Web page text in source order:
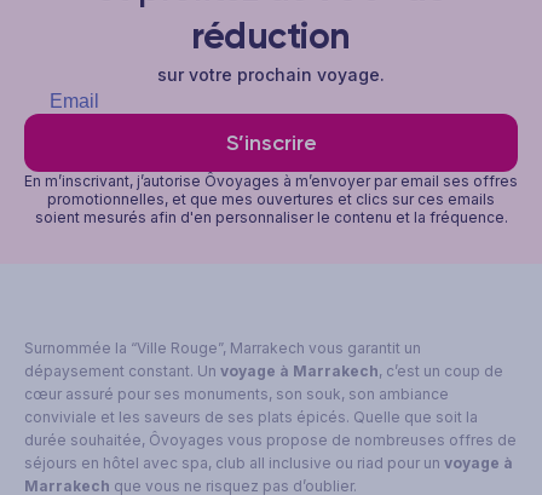
réduction
sur votre prochain voyage.
S’inscrire
En m’inscrivant, j’autorise Ôvoyages à m’envoyer par email ses offres
promotionnelles, et que mes ouvertures et clics sur ces emails
soient mesurés afin d'en personnaliser le contenu et la fréquence.
Surnommée la “Ville Rouge”, Marrakech vous garantit un
dépaysement constant. Un voyage à Marrakech, c’est un coup de
cœur assuré pour ses monuments, son souk, son ambiance
conviviale et les saveurs de ses plats épicés. Quelle que soit la
durée souhaitée, Ôvoyages vous propose de nombreuses offres de
séjours en hôtel avec spa, club all inclusive ou riad pour un voyage à
Marrakech que vous ne risquez pas d’oublier.